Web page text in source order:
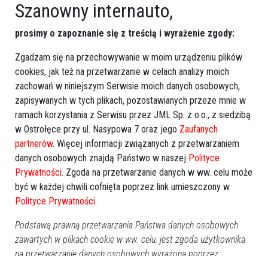
Więcej o:Perfect & Łukasz Drapała,koncert finałowy,polski
rock,hymny pokoleń, Dni Ostrołęki 2026,Ostrołęka
Szanowny internauto,
prosimy o zapoznanie się z treścią i wyrażenie zgody:
Zgadzam się na przechowywanie w moim urządzeniu plików
cookies, jak też na przetwarzanie w celach analizy moich
zachowań w niniejszym Serwisie moich danych osobowych,
zapisywanych w tych plikach, pozostawianych przeze mnie w
ramach korzystania z Serwisu przez JML Sp. z o.o., z siedzibą
w Ostrołęce przy ul. Nasypowa 7 oraz jego Zaufanych
partnerów. Więcej informacji związanych z przetwarzaniem
danych osobowych znajdą Państwo w naszej Polityce
Prywatności. Zgoda na przetwarzanie danych w ww. celu może
być w każdej chwili cofnięta poprzez link umieszczony w
Polityce Prywatności.
Podstawą prawną przetwarzania Państwa danych osobowych
zawartych w plikach cookie w ww. celu, jest zgoda użytkownika
na przetwarzanie danych osobowych wyrażona poprzez